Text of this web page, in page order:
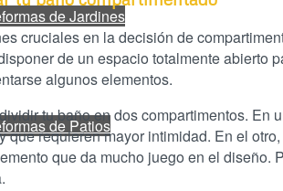
de Jardines
de Patios
cruciales en la decisión de
de un espacio totalmente abierto
algunos elementos.
tu baño en dos compartimentos.
que requieren mayor intimidad. En el
que da mucho juego en el